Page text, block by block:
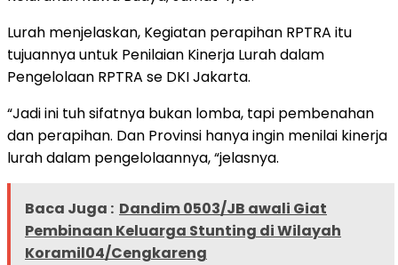
Lurah menjelaskan, Kegiatan perapihan RPTRA itu
tujuannya untuk Penilaian Kinerja Lurah dalam
Pengelolaan RPTRA se DKI Jakarta.
“Jadi ini tuh sifatnya bukan lomba, tapi pembenahan
dan perapihan. Dan Provinsi hanya ingin menilai kinerja
lurah dalam pengelolaannya, “jelasnya.
Baca Juga : Dandim 0503/JB awali Giat
Pembinaan Keluarga Stunting di Wilayah
Koramil04/Cengkareng